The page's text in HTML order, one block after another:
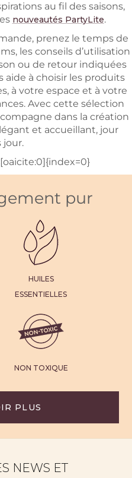
au fil des saisons,
nouveautés PartyLite.
prenez le temps de
les conseils d’utilisation
ou de retour indiquées
aide à choisir les produits
à votre espace et à votre
Avec cette sélection
dans la création
et accueillant, jour
jour.
pur
HUILES
ESSENTIELLES
NON TOXIQUE
PLUS
NEWS ET